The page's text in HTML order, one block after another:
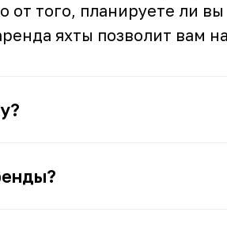
от того, планируете ли
яхты позволит вам